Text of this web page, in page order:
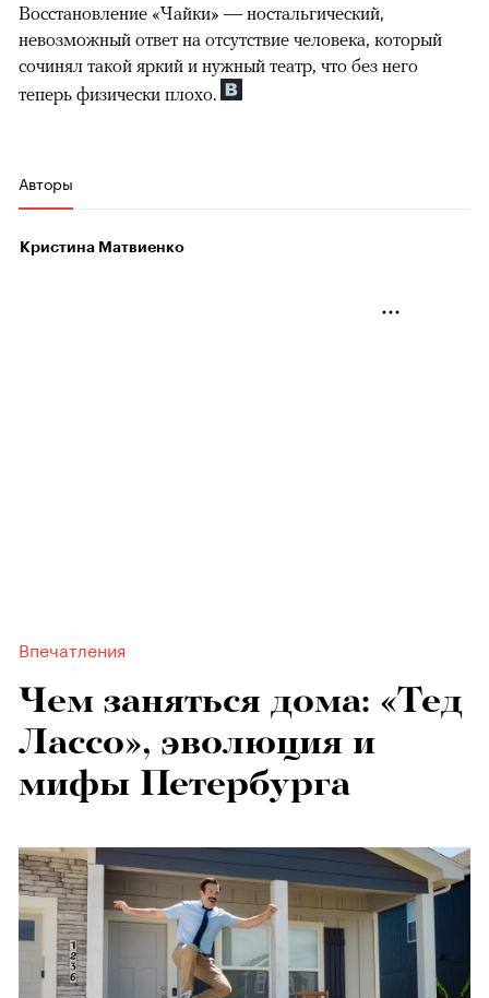
Восстановление «Чайки» — ностальгический,
невозможный ответ на отсутствие человека, который
сочинял такой яркий и нужный театр, что без него
теперь физически плохо.
Авторы
Кристина Матвиенко
Впечатления
Чем заняться дома: «Тед
Лассо», эволюция и
мифы Петербурга